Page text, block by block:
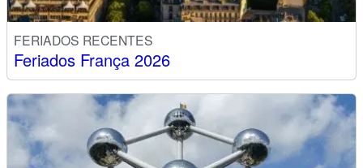
FERIADOS RECENTES
Feriados França 2026